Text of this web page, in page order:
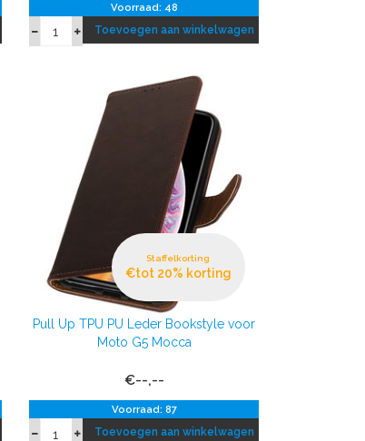
Voorraad: 48
Toevoegen aan winkelwagen
Staffelkorting
€tot 20% korting
Pull Up TPU PU Leder Bookstyle voor
Moto G5 Mocca
€--,--
Voorraad: 87
Toevoegen aan winkelwagen